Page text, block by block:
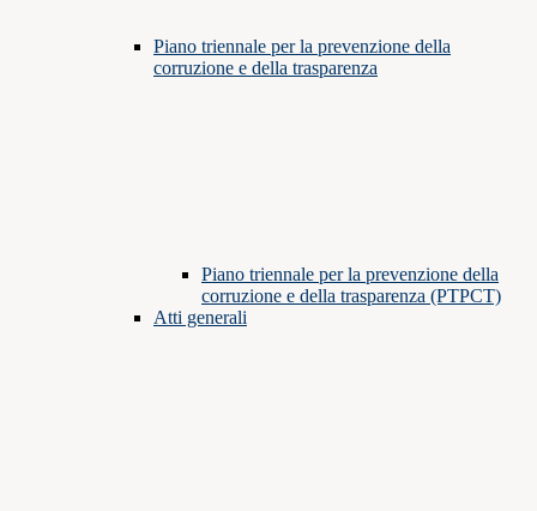
Piano triennale per la prevenzione della
corruzione e della trasparenza
Piano triennale per la prevenzione della
corruzione e della trasparenza (PTPCT)
Atti generali